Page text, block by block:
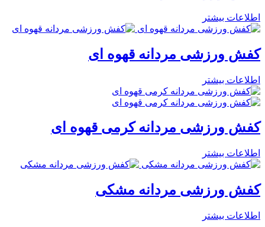
اطلاعات بیشتر
کفش ورزشی مردانه قهوه ای
اطلاعات بیشتر
کفش ورزشی مردانه کرمی قهوه ای
اطلاعات بیشتر
کفش ورزشی مردانه مشکی
اطلاعات بیشتر